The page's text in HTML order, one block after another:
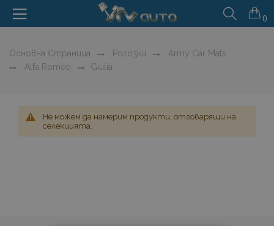
0
Основна Страница Рогозки
Army Cár Mats
Alfa Romeo
Giulia
Не можем да намерим продукти, отговарящи на
селекцията.